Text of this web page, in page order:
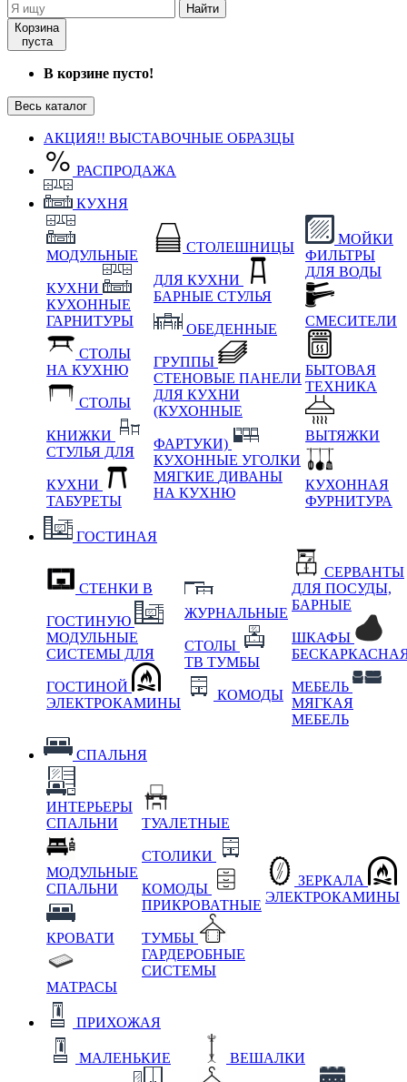
Найти
Корзина
пуста
В корзине пусто!
Весь каталог
АКЦИЯ!! ВЫСТАВОЧНЫЕ ОБРАЗЦЫ
РАСПРОДАЖА
КУХНЯ
МОДУЛЬНЫЕ
КУХНИ
КУХОННЫЕ
ГАРНИТУРЫ
СТОЛЫ
НА КУХНЮ
СТОЛЫ
КНИЖКИ
СТУЛЬЯ ДЛЯ
КУХНИ
ТАБУРЕТЫ
СТОЛЕШНИЦЫ
ДЛЯ КУХНИ
БАРНЫЕ СТУЛЬЯ
ОБЕДЕННЫЕ
ГРУППЫ
СТЕНОВЫЕ ПАНЕЛИ
ДЛЯ КУХНИ
(КУХОННЫЕ
ФАРТУКИ)
КУХОННЫЕ УГОЛКИ
МЯГКИЕ ДИВАНЫ
НА КУХНЮ
МОЙКИ
ФИЛЬТРЫ
ДЛЯ ВОДЫ
СМЕСИТЕЛИ
БЫТОВАЯ
ТЕХНИКА
ВЫТЯЖКИ
КУХОННАЯ
ФУРНИТУРА
ГОСТИНАЯ
СТЕНКИ В
ГОСТИНУЮ
МОДУЛЬНЫЕ
СИСТЕМЫ ДЛЯ
ГОСТИНОЙ
ЭЛЕКТРОКАМИНЫ
ЖУРНАЛЬНЫЕ
СТОЛЫ
ТВ ТУМБЫ
КОМОДЫ
СЕРВАНТЫ
ДЛЯ ПОСУДЫ,
БАРНЫЕ
ШКАФЫ
МЕБЕЛЬ
МЯГКАЯ
МЕБЕЛЬ
СПАЛЬНЯ
ИНТЕРЬЕРЫ
СПАЛЬНИ
МОДУЛЬНЫЕ
СПАЛЬНИ
КРОВАТИ
МАТРАСЫ
ТУАЛЕТНЫЕ
СТОЛИКИ
КОМОДЫ
ПРИКРОВАТНЫЕ
ТУМБЫ
ГАРДЕРОБНЫЕ
СИСТЕМЫ
ЗЕРКАЛА
ЭЛЕКТРОКАМИНЫ
ПРИХОЖАЯ
МАЛЕНЬКИЕ ВЕШАЛКИ